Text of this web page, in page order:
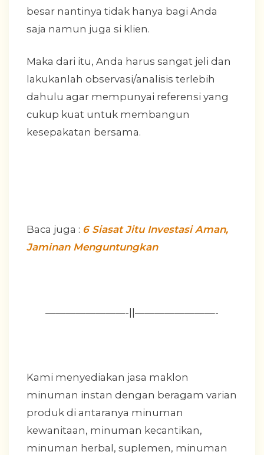
besar nantinya tidak hanya bagi Anda
saja namun juga si klien.
Maka dari itu, Anda harus sangat jeli dan
lakukanlah observasi/analisis terlebih
dahulu agar mempunyai referensi yang
cukup kuat untuk membangun
kesepakatan bersama.
Baca juga : 6 Siasat Jitu Investasi Aman,
Jaminan Menguntungkan
————————-||————————-
Kami menyediakan jasa maklon
minuman instan dengan beragam varian
produk di antaranya minuman
kewanitaan, minuman kecantikan,
minuman herbal, suplemen, minuman